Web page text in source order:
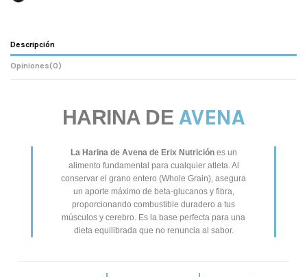
Descripción
Opiniones(0)
HARINA DE AVENA
La Harina de Avena de Erix Nutriciónes un
alimento fundamental para cualquier atleta. Al
conservar el grano entero (Whole Grain), asegura
un aporte máximo de beta-glucanos y fibra,
proporcionando combustible duradero a tus
músculos y cerebro. Es la base perfecta para una
dieta equilibrada que no renuncia al sabor.